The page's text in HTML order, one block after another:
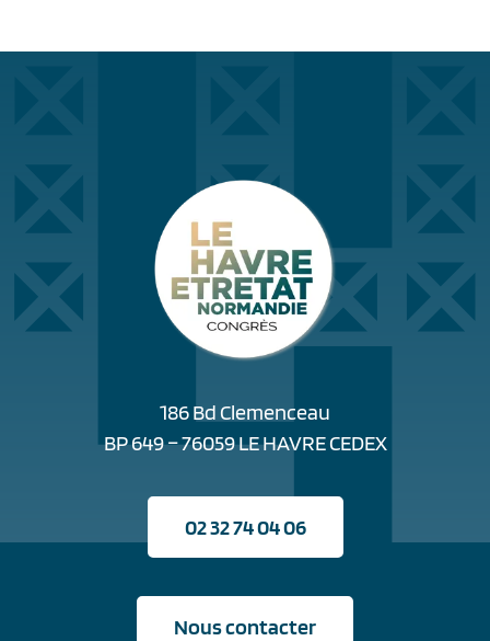
186 Bd Clemenceau
BP 649 – 76059 LE HAVRE CEDEX
02 32 74 04 06
Nous contacter